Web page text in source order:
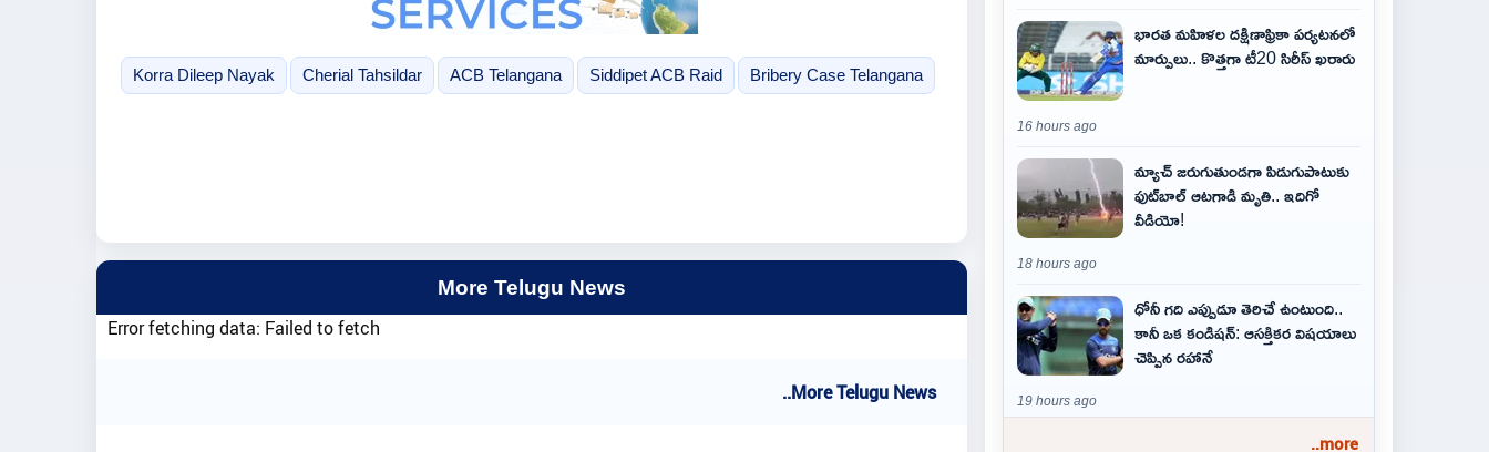
Korra Dileep Nayak Cherial Tahsildar ACB Telangana Siddipet ACB Raid Bribery Case Telangana
More Telugu News
Error fetching data: Failed to fetch
..More Telugu News
భారత మహిళల దక్షిణాఫ్రికా పర్యటనలో
మార్పులు.. కొత్తగా టీ20 సిరీస్ ఖరారు
16 hours ago
మ్యాచ్ జరుగుతుండగా పిడుగుపాటుకు
ఫుట్‌బాల్ ఆటగాడి మృతి.. ఇదిగో
వీడియో!
18 hours ago
ధోనీ గది ఎప్పుడూ తెరిచే ఉంటుంది..
కానీ ఒక కండిషన్: ఆసక్తికర విషయాలు
చెప్పిన రహానే
19 hours ago
..more